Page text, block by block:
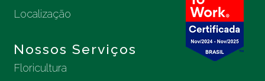
Localização
Nossos Serviços
Floricultura